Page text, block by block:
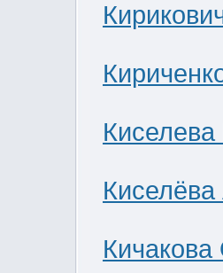
Кичакова